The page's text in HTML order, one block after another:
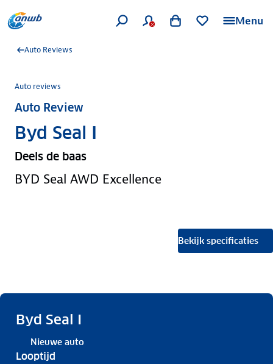
Menu
Auto Reviews
Auto reviews
Auto Review
Byd Seal I
Deels de baas
BYD Seal AWD Excellence
Bekijk specificaties
Byd Seal I
Nieuwe auto
Looptijd